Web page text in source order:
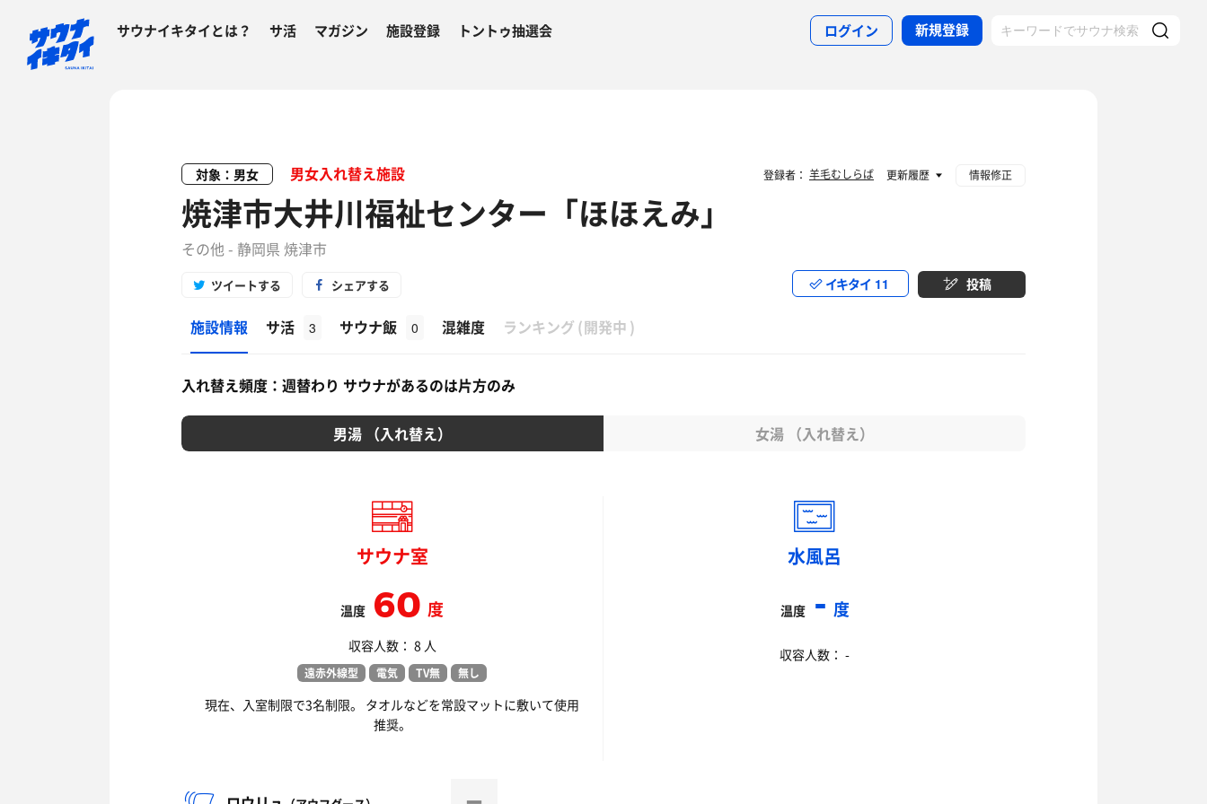
サウナイキタイとは？ サ活 マガジン 施設登録 トントゥ抽選会 ログイン 新規登録
対象：男女 男女入れ替え施設
焼津市大井川福祉センター「ほほえみ」
その他 - 静岡県 焼津市
ツイートする シェアする イキタイ 11 投稿
施設情報 サ活 3 サウナ飯 0 混雑度 ランキング (開発中 )
入れ替え頻度：週替わり サウナがあるのは片方のみ
男湯 （入れ替え） 女湯 （入れ替え）
サウナ室
温度 60度
収容人数： 8 人
遠赤外線型 電気 TV無 無し
現在、入室制限で3名制限。 タオルなどを常設マットに敷いて使用
推奨。
水風呂
温度-度
収容人数： -
登録者： 羊毛むしらば 更新履歴 情報修正